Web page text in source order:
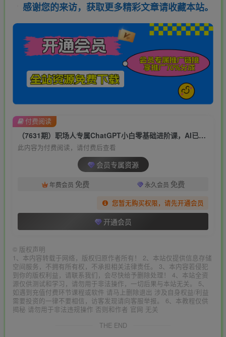
感谢您的来访，获取更多精彩文章请收藏本站。
（7631期）职场人专属ChatGPT小白零基础进阶课，AI已至，未来已来，ChatGPT超强入门
此内容为付费阅读，请付费后查看
会员专属资源
年费会员 免费 永久会员 免费
您暂无购买权限，请先开通会员
开通会员
付费阅读
© 版权声明
1、本内容转载于网络，版权归原作者所有！ 2、本站仅提供信息存储
空间服务，不拥有所有权，不承担相关法律责任。 3、本内容若侵犯
到你的版权利益，请联系我们，会尽快给予删除处理！ 4、本站全资
源仅供测试和学习，请勿用于非法操作，一切后果与本站无关。 5、
如遇到充值付费环节课程或软件 请马上删除退出 涉及自身权益/利益
需要投资的一律不要相信，访客发现请向客服举报。 6、本教程仅供
揭秘 请勿用于非法违规操作 否则和作者 官网 无关
THE END